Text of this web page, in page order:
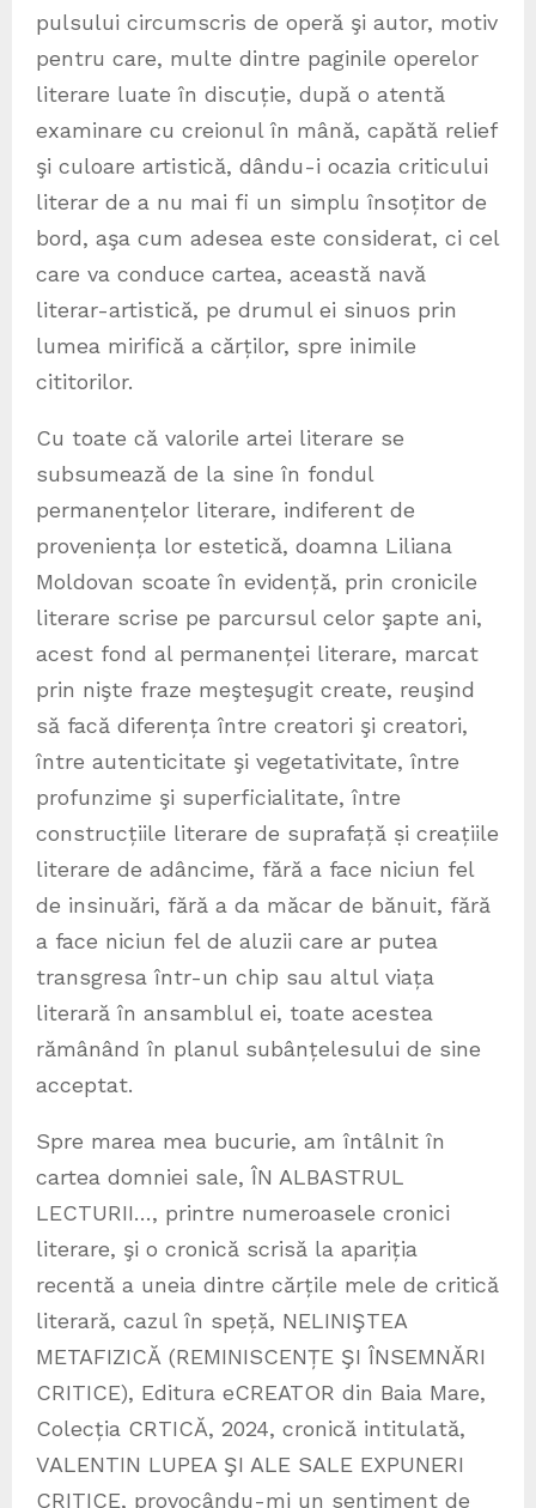
pulsului circumscris de operă şi autor, motiv
pentru care, multe dintre paginile operelor
literare luate în discuție, după o atentă
examinare cu creionul în mână, capătă relief
şi culoare artistică, dându-i ocazia criticului
literar de a nu mai fi un simplu însoțitor de
bord, aşa cum adesea este considerat, ci cel
care va conduce cartea, această navă
literar-artistică, pe drumul ei sinuos prin
lumea mirifică a cărților, spre inimile
cititorilor.
Cu toate că valorile artei literare se
subsumează de la sine în fondul
permanențelor literare, indiferent de
proveniența lor estetică, doamna Liliana
Moldovan scoate în evidență, prin cronicile
literare scrise pe parcursul celor şapte ani,
acest fond al permanenței literare, marcat
prin nişte fraze meşteşugit create, reuşind
să facă diferența între creatori şi creatori,
între autenticitate şi vegetativitate, între
profunzime şi superficialitate, între
construcțiile literare de suprafață ṣi creațiile
literare de adâncime, fără a face niciun fel
de insinuări, fără a da măcar de bănuit, fără
a face niciun fel de aluzii care ar putea
transgresa într-un chip sau altul viața
literară în ansamblul ei, toate acestea
rămânând în planul subânțelesului de sine
acceptat.
Spre marea mea bucurie, am întâlnit în
cartea domniei sale, ÎN ALBASTRUL
LECTURII…, printre numeroasele cronici
literare, şi o cronică scrisă la apariția
recentă a uneia dintre cărțile mele de critică
literară, cazul în speță, NELINIŞTEA
METAFIZICĂ (REMINISCENȚE ŞI ÎNSEMNĂRI
CRITICE), Editura eCREATOR din Baia Mare,
Colecția CRTICĂ, 2024, cronică intitulată,
VALENTIN LUPEA ŞI ALE SALE EXPUNERI
CRITICE, provocându-mi un sentiment de